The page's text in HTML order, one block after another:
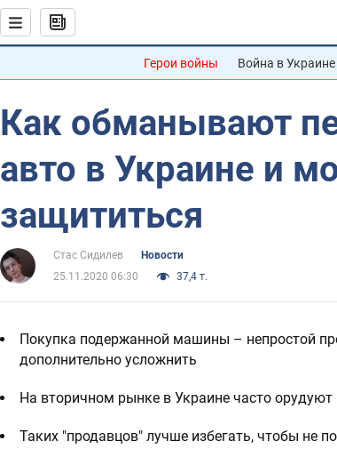
Герои войны Война в Украине
Как обманывают
авто в Украине и
защититься
Стас Сидилев
Новости
25.11.2020 06:30
37,4 т.
Покупка подержанной машины – непростой
дополнительно усложнить
На вторичном рынке в Украине часто орудуют
Таких "продавцов" лучше избегать, чтобы не